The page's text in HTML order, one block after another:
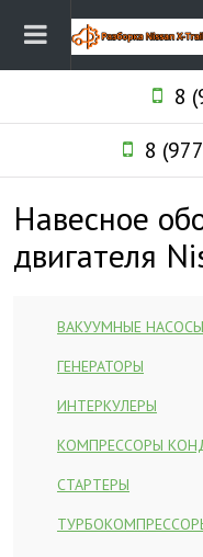
8
8
Навесное
двигателя
ВАКУУМНЫЕ НАСОСЫ
ГЕНЕРАТОРЫ
ИНТЕРКУЛЕРЫ
КОМПРЕССОРЫ
СТАРТЕРЫ